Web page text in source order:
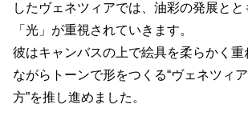
したヴェネツィアでは、油彩の発展とと
「光」が重視されていきます。
彼はキャンバスの上で絵具を柔らかく重
ながらトーンで形をつくる“ヴェネツィ
方”を推し進めました。